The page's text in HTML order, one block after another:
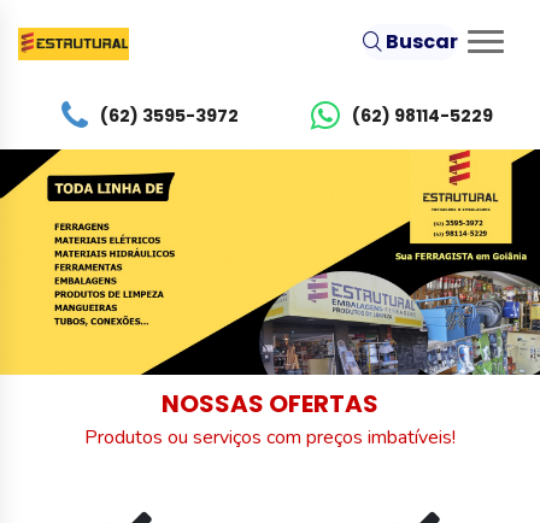
Buscar
(62) 3595-3972 (62) 98114-5229
NOSSAS OFERTAS
Produtos ou serviços com preços imbatíveis!